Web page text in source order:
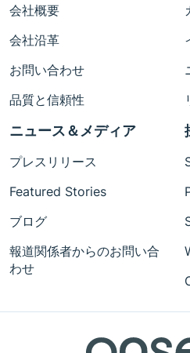
会社概要
会社沿革
お問い合わせ
品質と信頼性
ニュース＆メディア
プレスリリース
Featured Stories
ブログ
報道関係者からのお問い合
わせ